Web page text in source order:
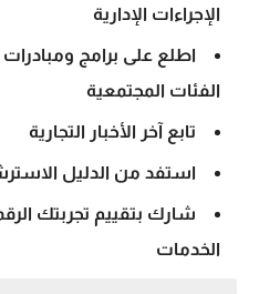
الإجراءات الإدارية
اطلع على برامج ومبادرات
الفئات المجتمعية
تابع آخر الأخبار التجارية
استفد من الدليل
شارك بتقييم تجربتك
الخدمات